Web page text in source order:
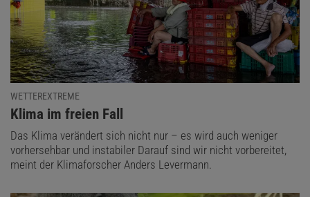
WETTEREXTREME
:
Klima im freien Fall
Das Klima verändert sich nicht nur – es wird auch weniger
vorhersehbar und instabiler Darauf sind wir nicht vorbereitet,
meint der Klimaforscher Anders Levermann.